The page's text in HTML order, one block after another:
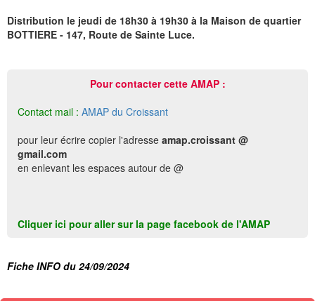
Distribution le jeudi de 18h30 à 19h30 à la Maison de quartier
BOTTIERE - 147, Route de Sainte Luce.
Pour contacter cette AMAP :
Contact mail : AMAP du Croissant
pour leur écrire copier l'adresse amap.croissant @
gmail.com
en enlevant les espaces autour de @
Cliquer ici pour aller sur la page facebook de l'AMAP
Fiche INFO du 24/09/2024